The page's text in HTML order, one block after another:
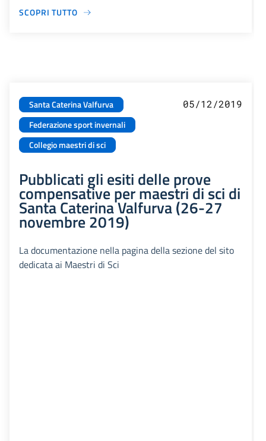
SCOPRI TUTTO
Santa Caterina Valfurva
Federazione sport invernali
Collegio maestri di sci
05/12/2019
Pubblicati gli esiti delle prove
compensative per maestri di sci di
Santa Caterina Valfurva (26-27
novembre 2019)
La documentazione nella pagina della sezione del sito
dedicata ai Maestri di Sci